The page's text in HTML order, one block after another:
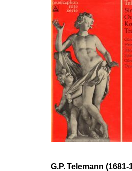
G.P. Telemann